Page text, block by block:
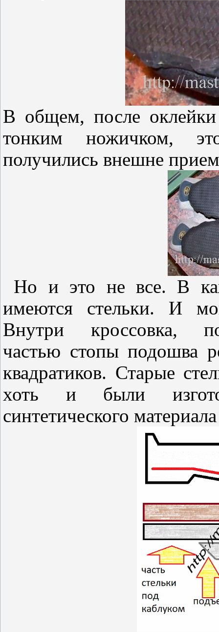
В общем, после
тонким ножичком,
получились внешне
Но и это не все. В
имеются стельки. И
Внутри кроссовка,
частью стопы подошва
квадратиков. Старые
хоть и были
синтетического